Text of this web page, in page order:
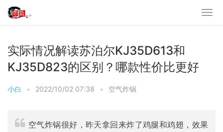
实际情况解读苏泊尔KJ35D613和
KJ35D823的区别？哪款性价比更好
小白 • 2022/10/02 07:38 • 空气炸锅
空气炸锅很好，昨天拿回来炸了鸡腿和鸡翅，效果